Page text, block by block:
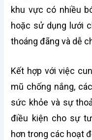
khu vực có nhiều
hoặc sử dụng lưới
thoáng đãng và dễ
Kết hợp với việc
mũ chống nắng,
sức khỏe và sự
điều kiện cho sự
hơn trong các hoạt